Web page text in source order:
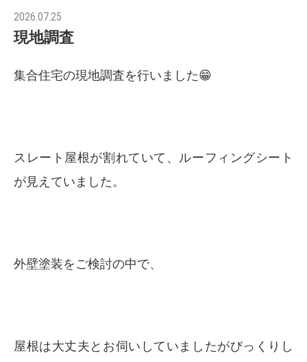
2026.07.25
現地調査
集合住宅の現地調査を行いました😁
スレート屋根が割れていて、ルーフィングシート
が見えていました。
外壁塗装をご検討の中で、
屋根は大丈夫とお伺いしていましたがびっくりし